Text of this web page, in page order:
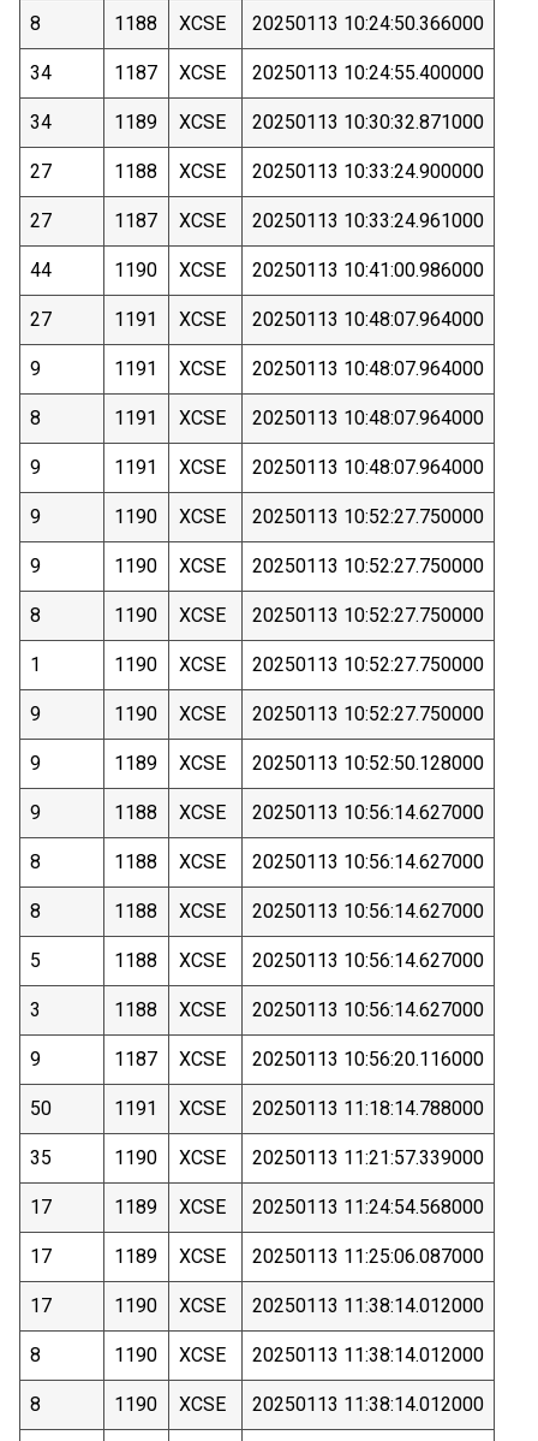
8 1188 XCSE 20250113 10:24:50.366000
34 1187 XCSE 20250113 10:24:55.400000
34 1189 XCSE 20250113 10:30:32.871000
27 1188 XCSE 20250113 10:33:24.900000
27 1187 XCSE 20250113 10:33:24.961000
44 1190 XCSE 20250113 10:41:00.986000
27 1191 XCSE 20250113 10:48:07.964000
9 1191 XCSE 20250113 10:48:07.964000
8 1191 XCSE 20250113 10:48:07.964000
9 1191 XCSE 20250113 10:48:07.964000
9 1190 XCSE 20250113 10:52:27.750000
9 1190 XCSE 20250113 10:52:27.750000
8 1190 XCSE 20250113 10:52:27.750000
1 1190 XCSE 20250113 10:52:27.750000
9 1190 XCSE 20250113 10:52:27.750000
9 1189 XCSE 20250113 10:52:50.128000
9 1188 XCSE 20250113 10:56:14.627000
8 1188 XCSE 20250113 10:56:14.627000
8 1188 XCSE 20250113 10:56:14.627000
5 1188 XCSE 20250113 10:56:14.627000
3 1188 XCSE 20250113 10:56:14.627000
9 1187 XCSE 20250113 10:56:20.116000
50 1191 XCSE 20250113 11:18:14.788000
35 1190 XCSE 20250113 11:21:57.339000
17 1189 XCSE 20250113 11:24:54.568000
17 1189 XCSE 20250113 11:25:06.087000
17 1190 XCSE 20250113 11:38:14.012000
8 1190 XCSE 20250113 11:38:14.012000
8 1190 XCSE 20250113 11:38:14.012000